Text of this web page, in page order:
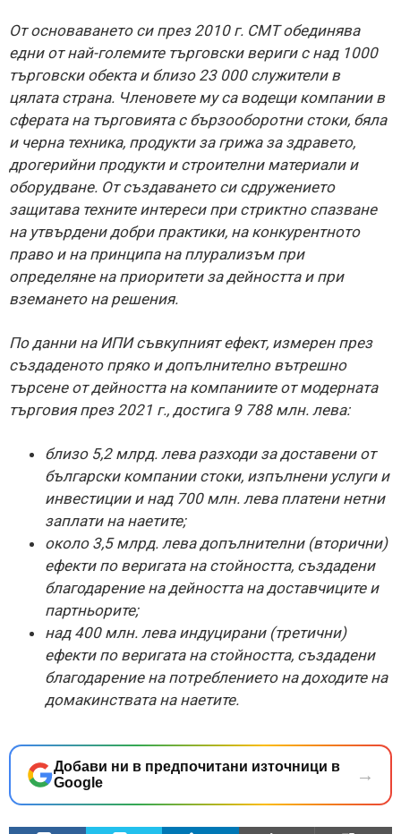
От основаването си през 2010 г. СМТ обединява
едни от най-големите търговски вериги с над 1000
търговски обекта и близо 23 000 служители в
цялата страна. Членовете му са водещи компании в
сферата на търговията с бързооборотни стоки, бяла
и черна техника, продукти за грижа за здравето,
дрогерийни продукти и строителни материали и
оборудване. От създаването си сдружението
защитава техните интереси при стриктно спазване
на утвърдени добри практики, на конкурентното
право и на принципа на плурализъм при
определяне на приоритети за дейността и при
вземането на решения.
По данни на ИПИ съвкупният ефект, измерен през
създаденото пряко и допълнително вътрешно
търсене от дейността на компаниите от модерната
търговия през 2021 г., достига 9 788 млн. лева:
близо 5,2 млрд. лева разходи за доставени от
български компании стоки, изпълнени услуги и
инвестиции и над 700 млн. лева платени нетни
заплати на наетите;
около 3,5 млрд. лева допълнителни (вторични)
ефекти по веригата на стойността, създадени
благодарение на дейността на доставчиците и
партньорите;
над 400 млн. лева индуцирани (третични)
ефекти по веригата на стойността, създадени
благодарение на потреблението на доходите на
домакинствата на наетите.
Добави ни в предпочитани източници в
Google
→